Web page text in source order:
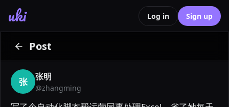
uki Log in Sign up
Post
张 张明
@zhangming